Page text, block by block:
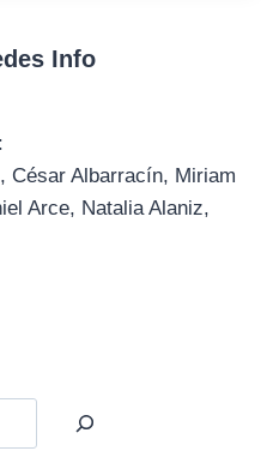
Info
César Albarracín, Miriam
Arce, Natalia Alaniz,